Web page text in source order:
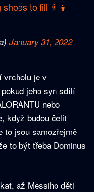
to fill 👨‍👦
January 31, 2022
vrcholu je v
jeho syn sdílí
nebo
když budou čelit
to jsou samozřejmě
to být třeba Dominus
až Messiho děti